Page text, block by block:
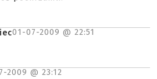
01-07-2009 @ 22:51
2009 @ 23:12